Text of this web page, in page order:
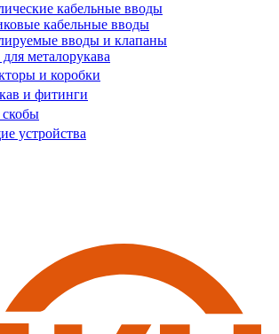
кабельные вводы
кабельные вводы
вводы и клапаны
металорукава
и коробки
и фитинги
устройства